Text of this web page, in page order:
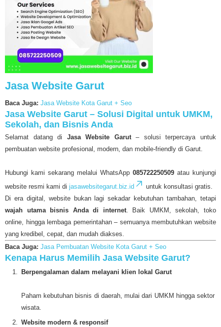
Jasa Website Garut
Baca Juga: Jasa Website Kota Garut + Seo
Jasa Website Garut – Solusi Digital untuk UMKM,
Sekolah, dan Bisnis Anda
Selamat datang di Jasa Website Garut– solusi terpercaya untuk
pembuatan website profesional, modern, dan mobile-friendly di Garut.
Hubungi kami sekarang melalui WhatsApp 085722250509 atau kunjungi
website resmi kami di jasawebsitegarut.biz.id
untuk konsultasi gratis.
Di era digital, website bukan lagi sekadar kebutuhan tambahan, tetapi
wajah utama bisnis Anda di internet. Baik UMKM, sekolah, toko
online, hingga lembaga pemerintahan – semuanya membutuhkan website
yang kredibel, cepat, dan mudah diakses.
Baca Juga: Jasa Pembuatan Website Kota Garut + Seo
Kenapa Harus Memilih Jasa Website Garut?
Berpengalaman dalam melayani klien lokal Garut
Paham kebutuhan bisnis di daerah, mulai dari UMKM hingga sektor
wisata.
Website modern & responsif